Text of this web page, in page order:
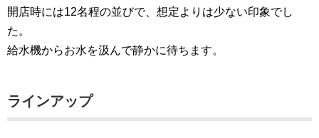
開店時には12名程の並びで、想定よりは少ない印象でし
た。
給水機からお水を汲んで静かに待ちます。
ラインアップ